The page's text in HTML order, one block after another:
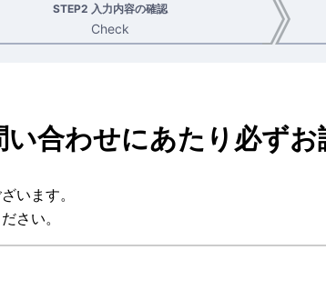
STEP2 入力内容の確認
Check
合わせにあたり必ず
います。
さい。